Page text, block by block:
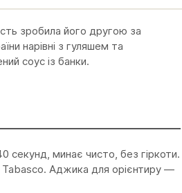
зробила його другою за
нарівні з гуляшем та
соус із банки.
секунд, минає чисто, без гіркоти.
Tabasco. Аджика для орієнтиру —